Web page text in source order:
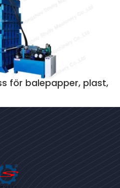
för balepapper, plast,